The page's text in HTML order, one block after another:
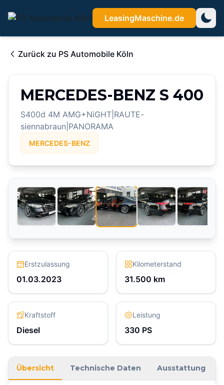
LeasingMaschine.de
Zurück zu PS Automobile Köln
MERCEDES-BENZ S 400
S400d 4M AMG+NiGHT|RAUTE-
siennabraun|PANORAMA
MERCEDES-BENZ
Erstzulassung
01.03.2023
Kilometerstand
31.500 km
Kraftstoff
Diesel
Leistung
330 PS
Übersicht Technische Daten Ausstattung